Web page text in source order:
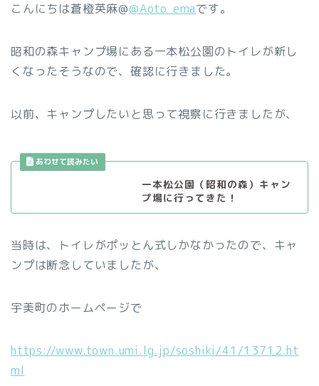
こんにちは蒼橙英麻@@Aoto_emaです。
昭和の森キャンプ場にある一本松公園のトイレが新し
くなったそうなので、確認に行きました。
以前、キャンプしたいと思って視察に行きましたが、
一本松公園（昭和の森）キャン
プ場に行ってきた！
当時は、トイレがポッとん式しかなかったので、キャ
ンプは断念していましたが、
宇美町のホームページで
https://www.town.umi.lg.jp/soshiki/41/13712.ht
ml